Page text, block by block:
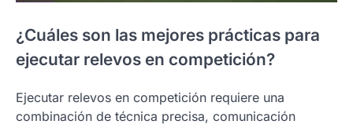
¿Cuáles son las mejores prácticas para
ejecutar relevos en competición?
Ejecutar relevos en competición requiere una
combinación de técnica precisa, comunicación